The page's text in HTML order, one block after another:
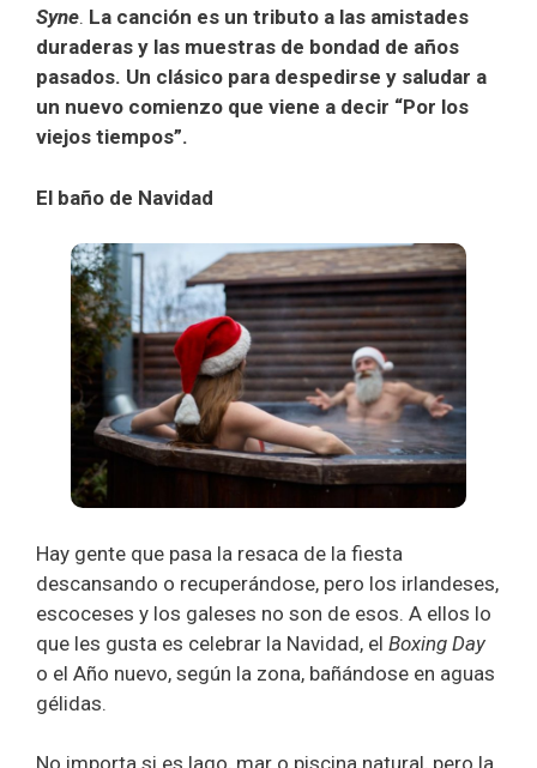
Syne. La canción es un tributo a las amistades
duraderas y las muestras de bondad de años
pasados. Un clásico para despedirse y saludar a
un nuevo comienzo que viene a decir “Por los
viejos tiempos”.
El baño de Navidad
Hay gente que pasa la resaca de la fiesta
descansando o recuperándose, pero los irlandeses,
escoceses y los galeses no son de esos. A ellos lo
que les gusta es celebrar la Navidad, el Boxing Day
o el Año nuevo, según la zona, bañándose en aguas
gélidas.
No importa si es lago, mar o piscina natural, pero la